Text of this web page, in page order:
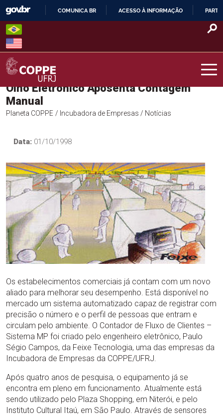
Skip
content
O
COMUNICA BR ACESSO À INFORMAÇÃO
COPPE – UFRJ
Olho Eletrônico Aposenta Contagem
Manual
Planeta COPPE / Incubadora de Empresas / Notícias
Data: 01/10/1998
Os estabelecimentos comerciais já contam com um novo
aliado para melhorar seu desempenho. Está disponível no
mercado um sistema automatizado capaz de registrar com
precisão o número e o perfil de pessoas que entram e
circulam pelo ambiente. O Contador de Fluxo de Clientes –
Sistema MP foi criado pelo engenheiro eletrônico, Paulo
Ségio Campos, da Feixe Tecnologia, uma das empresas da
Incubadora de Empresas da COPPE/UFRJ.
Após quatro anos de pesquisa, o equipamento já se
encontra em pleno em funcionamento. Atualmente está
sendo utilizado pelo Plaza Shopping, em Niterói, e pelo
Instituto Cultural Itaú, em São Paulo. Através de sensores